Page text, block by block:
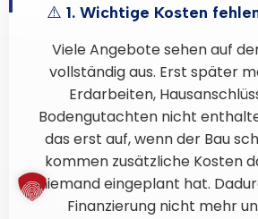
⚠️ 1. Wichtige Kosten
Viele Angebote sehen auf
vollständig aus. Erst später
Erdarbeiten,
Bodengutachten nicht
das erst auf, wenn der Bau
kommen zusätzliche Kosten
niemand eingeplant hat.
Finanzierung nicht mehr